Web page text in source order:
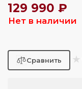
129 990 ₽
Нет в наличии
★